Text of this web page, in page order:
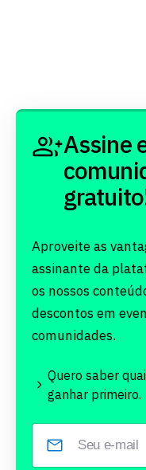
Assine
Aproveite as
assinante da
os nossos
descontos em
comunidades.
Quero saber
ganhar primeiro.